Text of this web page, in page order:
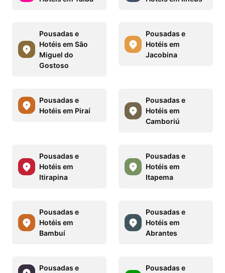
Pousadas e
Hotéis em São
Miguel do
Gostoso
Pousadas e
Hotéis em
Jacobina
Pousadas e
Hotéis em Piraí
Pousadas e
Hotéis em
Camboriú
Pousadas e
Hotéis em
Itirapina
Pousadas e
Hotéis em
Itapema
Pousadas e
Hotéis em
Bambuí
Pousadas e
Hotéis em
Abrantes
Pousadas e
Pousadas e